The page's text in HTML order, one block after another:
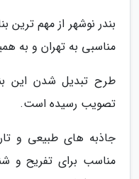
بندر نوشهر از مهم
مناسبی به تهران و به
طرح تبدیل شدن این
تصویب رسیده است.
جاذبه های طبیعی و
مناسب برای تفریح و